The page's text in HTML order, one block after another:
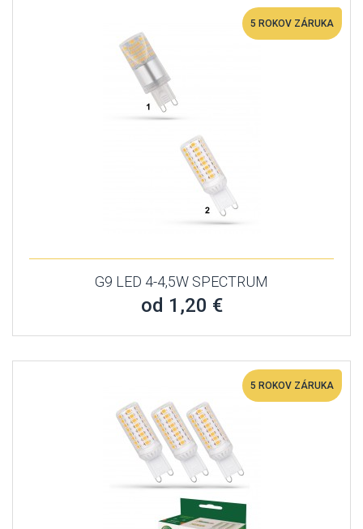
5 ROKOV ZÁRUKA
G9 LED 4-4,5W SPECTRUM
od 1,20 €
5 ROKOV ZÁRUKA